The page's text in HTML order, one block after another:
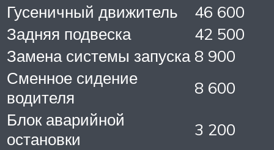
Гусеничный движитель
46 600
Задняя подвеска
42 500
Замена системы запуска 8 900
Сменное сидение
водителя
8 600
Блок аварийной
остановки
3 200